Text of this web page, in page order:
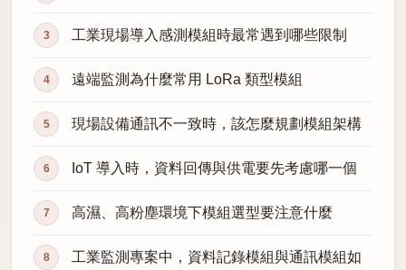
工業現場導入感測模組時最常遇到哪些限制
遠端監測為什麼常用 LoRa 類型模組
現場設備通訊不一致時，該怎麼規劃模組架構
IoT 導入時，資料回傳與供電要先考慮哪一個
高濕、高粉塵環境下模組選型要注意什麼
工業監測專案中，資料記錄模組與通訊模組如